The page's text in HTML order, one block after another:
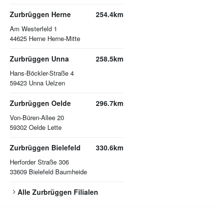
Zurbrüggen Herne
Am Westerfeld 1
44625 Herne Herne-Mitte
254.4km
Zurbrüggen Unna
Hans-Böckler-Straße 4
59423 Unna Uelzen
258.5km
Zurbrüggen Oelde
Von-Büren-Allee 20
59302 Oelde Lette
296.7km
Zurbrüggen Bielefeld
Herforder Straße 306
33609 Bielefeld Baumheide
330.6km
Alle Zurbrüggen Filialen